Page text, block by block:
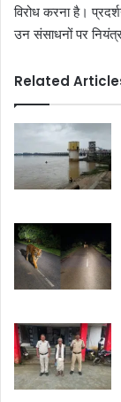
विरोध करना है।
उन संसाधनों पर
Related